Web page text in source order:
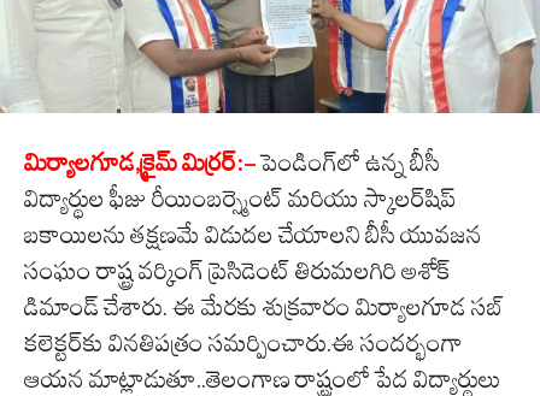
మిర్యాలగూడ,క్రైమ్ మిర్రర్:-పెండింగ్‌లో ఉన్న బీసీ
విద్యార్థుల ఫీజు రీయింబర్స్మెంట్ మరియు స్కాలర్‌షిప్
బకాయిలను తక్షణమే విడుదల చేయాలని బీసీ యువజన
సంఘం రాష్ట్ర వర్కింగ్ ప్రెసిడెంట్ తిరుమలగిరి అశోక్
డిమాండ్ చేశారు. ఈ మేరకు శుక్రవారం మిర్యాలగూడ సబ్
కలెక్టర్‌కు వినతిపత్రం సమర్పించారు.ఈ సందర్భంగా
ఆయన మాట్లాడుతూ..తెలంగాణ రాష్ట్రంలో పేద విద్యార్థులు